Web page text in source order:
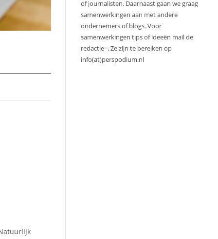
of journalisten. Daarnaast gaan we graag
samenwerkingen aan met andere
ondernemers of blogs. Voor
samenwerkingen tips of ideeën mail de
redactie=. Ze zijn te bereiken op
info(at)perspodium.nl